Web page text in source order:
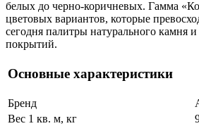
белых до черно-коричневых. Гамма
цветовых вариантов, которые
сегодня палитры натурального камня
покрытий.
Основные характеристики
Бренд
Вес 1 кв. м, кг